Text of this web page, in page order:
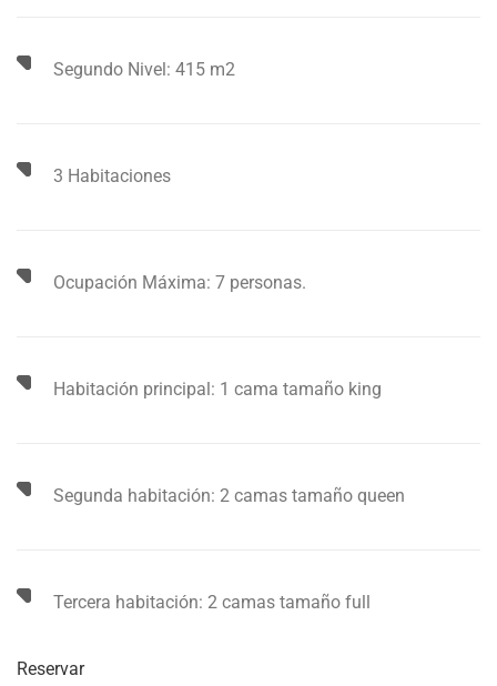
Segundo Nivel: 415 m2
3 Habitaciones
Ocupación Máxima: 7 personas.
Habitación principal: 1 cama tamaño king
Segunda habitación: 2 camas tamaño queen
Tercera habitación: 2 camas tamaño full
Reservar